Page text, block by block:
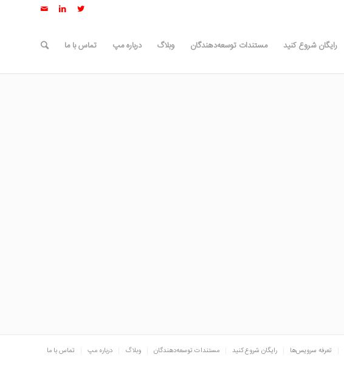
رایگان شروع کنید مستندات توسعه‌دهندگان وبلاگ درباره مپ تماس با ما
تعرفه سرویس‌ها رایگان شروع کنید مستندات توسعه‌دهندگان وبلاگ درباره مپ تماس با ما